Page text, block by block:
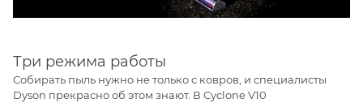
Три режима работы
Собирать пыль нужно не только с ковров, и специалисты
Dyson прекрасно об этом знают. В Cyclone V10